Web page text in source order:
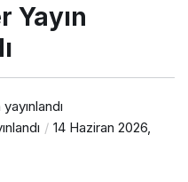
Yayın
14 Haziran 2026,